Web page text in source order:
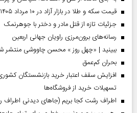
قیمت سکه و طلا در بازار آزاد در ۱۰ مرداد ۱۴۰۵
جزئیات تازه از قتل مادر و دختر با جوهرنمک
رسانه‌های برون‌مرزی راویان جهانی اربعین
ببینید | «چهل روز » محسن چاووشی منتشر
بحران کم‌عمق
افزایش سقف اعتبار خرید بازنشستگان
تسهیلات خرید از فروشگاه‌ها
اطراف رشت کجا بریم (جاهای دیدنی